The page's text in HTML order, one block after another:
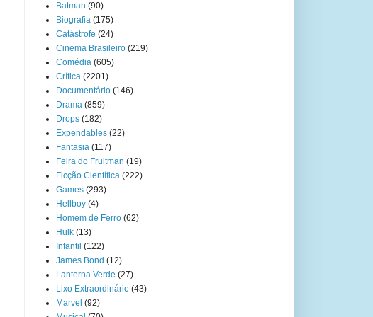
Batman (90)
Biografia (175)
Catástrofe (24)
Cinema Brasileiro (219)
Comédia (605)
Crítica (2201)
Documentário (146)
Drama (859)
Drops (182)
Expendables (22)
Fantasia (117)
Feira do Fruitman (19)
Ficção Científica (222)
Games (293)
Hellboy (4)
Homem de Ferro (62)
Hulk (13)
Infantil (122)
James Bond (12)
Lanterna Verde (27)
Lixo Extraordinário (43)
Marvel (92)